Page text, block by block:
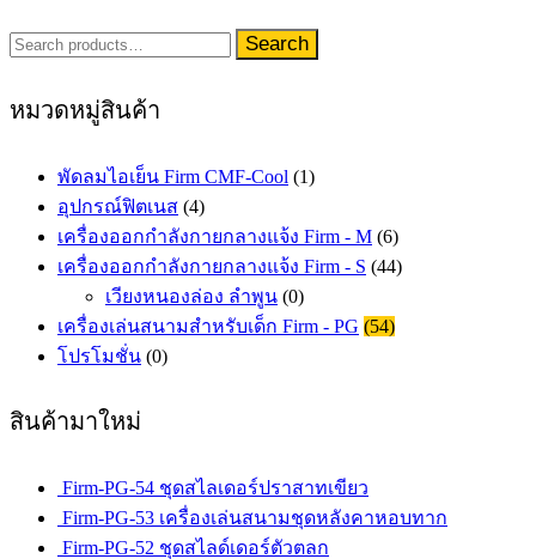
Search
for:
Search
หมวดหมู่สินค้า
พัดลมไอเย็น Firm CMF-Cool (1)
อุปกรณ์ฟิตเนส (4)
เครื่องออกกำลังกายกลางแจ้ง Firm - M (6)
เครื่องออกกำลังกายกลางแจ้ง Firm - S (44)
เวียงหนองล่อง ลำพูน (0)
เครื่องเล่นสนามสำหรับเด็ก Firm - PG (54)
โปรโมชั่น (0)
สินค้ามาใหม่
Firm-PG-54 ชุดสไลเดอร์ปราสาทเขียว
Firm-PG-53 เครื่องเล่นสนามชุดหลังคาหอบทาก
Firm-PG-52 ชุดสไลด์เดอร์ตัวตลก